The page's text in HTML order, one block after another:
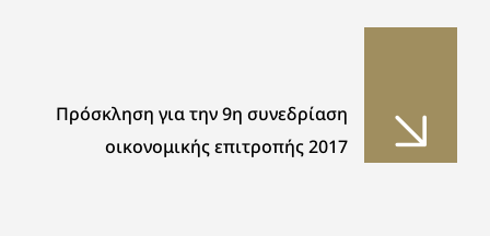
Πρόσκληση για την 9η συνεδρίαση
οικονομικής επιτροπής 2017